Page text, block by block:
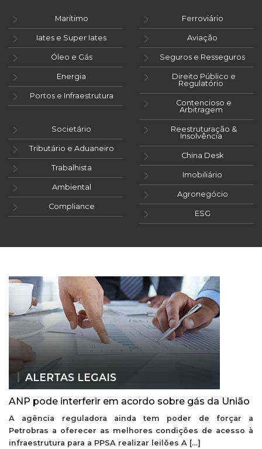
Marítimo
Iates e Super Iates
Óleo e Gás
Energia
Portos e Infraestrutura
Ferroviário
Aviação
Seguros e Resseguros
Direito Público e
Regulatório
Contencioso e
Arbitragem
Societário
Tributário e Aduaneiro
Trabalhista
Ambiental
Compliance
Reestruturação &
Insolvência
China Desk
Imobiliário
Agronegócio
ESG
ALERTAS LEGAIS
ANP pode interferir em acordo sobre gás da União
A agência reguladora ainda tem poder de forçar a
Petrobras a oferecer as melhores condições de acesso à
infraestrutura para a PPSA realizar leilões A […]